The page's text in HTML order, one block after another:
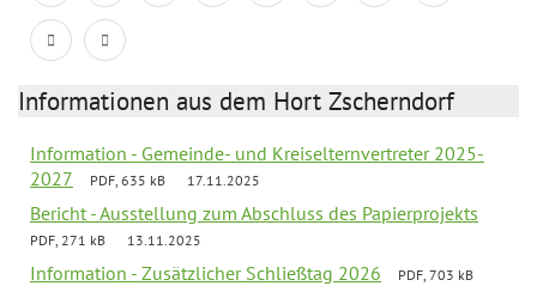
Informationen aus dem Hort Zscherndorf
Information - Gemeinde- und Kreiselternvertreter 2025-
2027
PDF, 635 kB 17.11.2025
Bericht - Ausstellung zum Abschluss des Papierprojekts
PDF, 271 kB 13.11.2025
Information - Zusätzlicher Schließtag 2026
PDF, 703 kB